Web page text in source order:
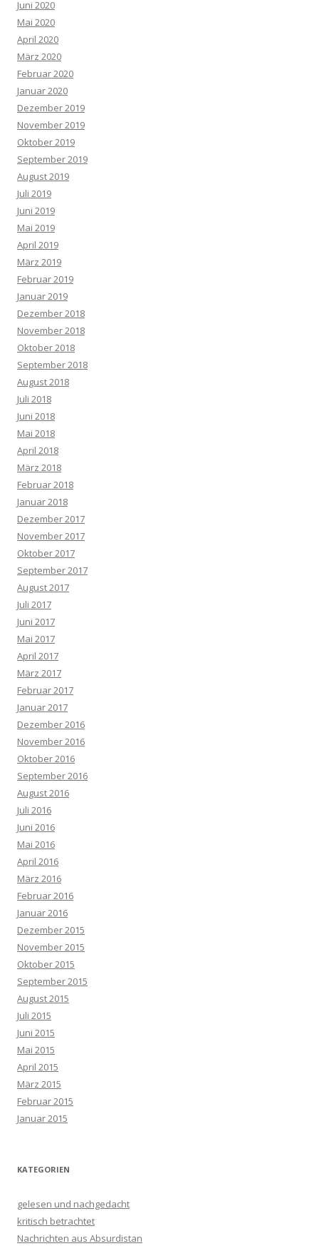
Juni 2020
Mai 2020
April 2020
März 2020
Februar 2020
Januar 2020
Dezember 2019
November 2019
Oktober 2019
September 2019
August 2019
Juli 2019
Juni 2019
Mai 2019
April 2019
März 2019
Februar 2019
Januar 2019
Dezember 2018
November 2018
Oktober 2018
September 2018
August 2018
Juli 2018
Juni 2018
Mai 2018
April 2018
März 2018
Februar 2018
Januar 2018
Dezember 2017
November 2017
Oktober 2017
September 2017
August 2017
Juli 2017
Juni 2017
Mai 2017
April 2017
März 2017
Februar 2017
Januar 2017
Dezember 2016
November 2016
Oktober 2016
September 2016
August 2016
Juli 2016
Juni 2016
Mai 2016
April 2016
März 2016
Februar 2016
Januar 2016
Dezember 2015
November 2015
Oktober 2015
September 2015
August 2015
Juli 2015
Juni 2015
Mai 2015
April 2015
März 2015
Februar 2015
Januar 2015
KATEGORIEN
gelesen und nachgedacht
kritisch betrachtet
Nachrichten aus Absurdistan